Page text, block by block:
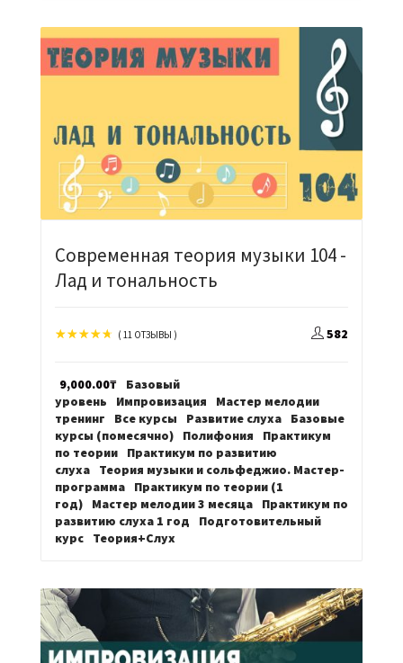
Современная теория музыки 104 -
Лад и тональность
( 11 ОТЗЫВЫ ) 582
9,000.00₸
Базовый
уровень
Импровизация
Мастер мелодии
тренинг
Все курсы Развитие слуха
Базовые
курсы (помесячно)
Полифония
Практикум
по теории
Практикум по развитию
слуха
Теория музыки и сольфеджио. Мастер-
программа
Практикум по теории (1
год)
Мастер мелодии 3 месяца
Практикум по
развитию слуха 1 год
Подготовительный
курс
Теория+Слух